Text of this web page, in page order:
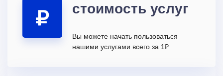
стоимость услуг
Вы можете начать пользоваться
нашими услугами всего за 1₽